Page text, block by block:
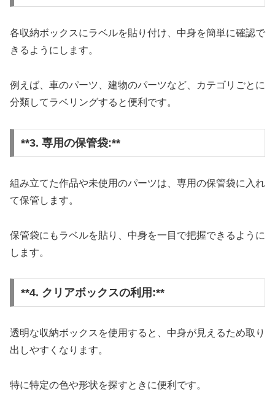
各収納ボックスにラベルを貼り付け、中身を簡単に確認で
きるようにします。
例えば、車のパーツ、建物のパーツなど、カテゴリごとに
分類してラベリングすると便利です。
**3. 専用の保管袋:**
組み立てた作品や未使用のパーツは、専用の保管袋に入れ
て保管します。
保管袋にもラベルを貼り、中身を一目で把握できるように
します。
**4. クリアボックスの利用:**
透明な収納ボックスを使用すると、中身が見えるため取り
出しやすくなります。
特に特定の色や形状を探すときに便利です。